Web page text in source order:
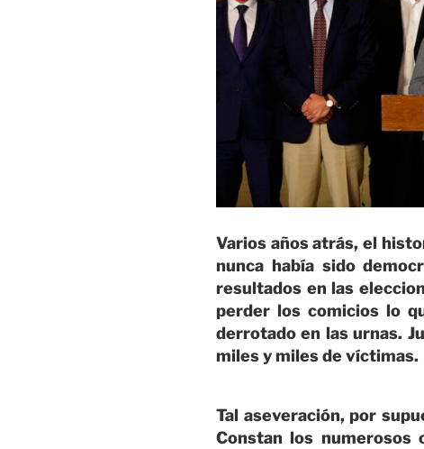
Varios años atrás, el
nunca había sido
resultados en las
perder los comicios lo
derrotado en las urnas.
miles y miles de víctimas.
Tal aseveración, por
Constan los numerosos